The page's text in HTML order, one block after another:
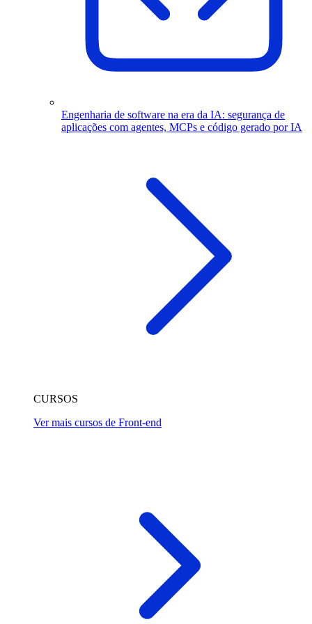
Engenharia de software na era da IA: segurança de
aplicações com agentes, MCPs e código gerado por IA
CURSOS
Ver mais cursos de Front-end